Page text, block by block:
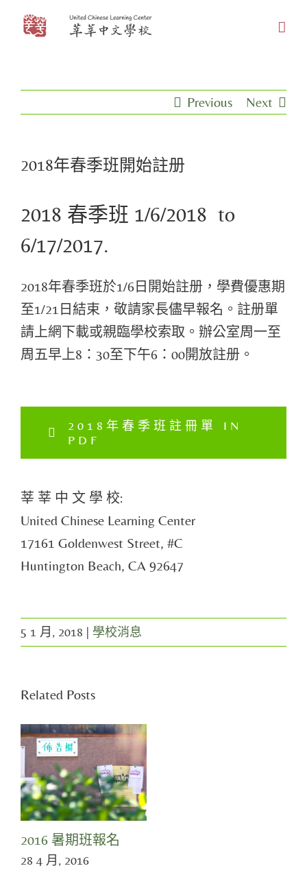
Previous Next
2018年春季班開始註册
2018 春季班 1/6/2018 to
6/17/2017.
2018年春季班於1/6日開始註册，學費優惠期
至1/21日結束，敬請家長儘早報名。註册單
請上網下載或親臨學校索取。辦公室周一至
周五早上8：30至下午6：00開放註册。
2018年春季班註冊單 IN
PDF
莘 莘 中 文 學 校:
United Chinese Learning Center
17161 Goldenwest Street, #C
Huntington Beach, CA 92647
5 1 月, 2018 | 學校消息
Related Posts
2016 暑期班報名
28 4 月, 2016